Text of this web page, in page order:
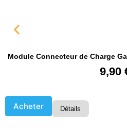
Module Connecteur de Charge
9,90
Acheter Détails